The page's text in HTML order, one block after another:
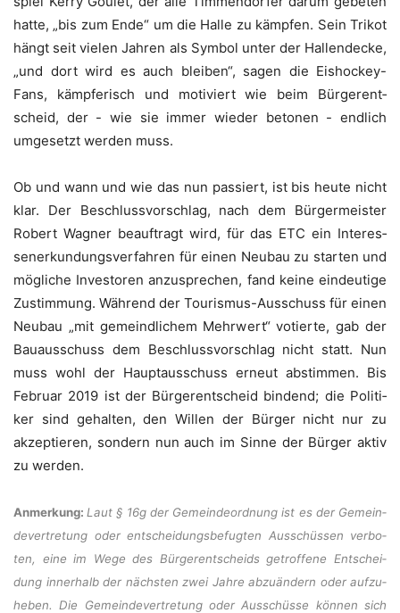
hat­te, „bis zum Ende“ um die Hal­le zu kämp­fen. Sein Tri­kot
hängt seit vie­len Jah­ren als Sym­bol unter der Hal­len­de­cke,
„und dort wird es auch blei­ben“, sagen die Eis­ho­ckey-
Fans, kämp­fe­risch und moti­viert wie beim Bür­ger­ent­
scheid, der - wie sie immer wie­der beto­nen - end­lich
umge­setzt wer­den muss.
Ob und wann und wie das nun pas­siert, ist bis heu­te nicht
klar. Der Beschluss­vor­schlag, nach dem Bür­ger­meis­ter
Robert Wag­ner beauf­tragt wird, für das ETC ein Inter­es­
sen­er­kun­dungs­ver­fah­ren für einen Neu­bau zu star­ten und
mög­li­che Inves­to­ren anzu­spre­chen, fand kei­ne ein­deu­ti­ge
Zustim­mung. Wäh­rend der Tou­ris­mus-Aus­schuss für einen
Neu­bau „mit gemeind­li­chem Mehr­wert“ votier­te, gab der
Bau­aus­schuss dem Beschluss­vor­schlag nicht statt. Nun
muss wohl der Haupt­aus­schuss erneut abstim­men. Bis
Febru­ar 2019 ist der Bür­ger­ent­scheid bin­dend; die Poli­ti­
ker sind gehal­ten, den Wil­len der Bür­ger nicht nur zu
akzep­tie­ren, son­dern nun auch im Sin­ne der Bür­ger aktiv
zu werden.
Anmer­kung:Laut § 16g der Gemein­de­ord­nung ist es der Gemein­
de­ver­tre­tung oder ent­schei­dungs­be­fug­ten Aus­schüs­sen ver­bo­
ten, eine im Wege des Bür­ger­ent­scheids getrof­fe­ne Ent­schei­
dung inner­halb der nächs­ten zwei Jah­re abzu­än­dern oder auf­zu­
he­ben. Die Gemein­de­ver­tre­tung oder Aus­schüs­se kön­nen sich